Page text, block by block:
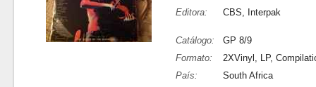
Editora: CBS, Interpak
Catálogo:
GP 8/9
Formato:
2XVinyl, LP,
País:
South Africa